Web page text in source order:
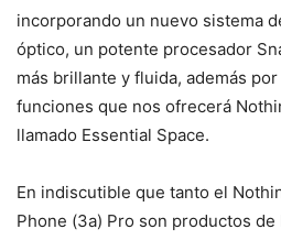
incorporando un nuevo sistema
óptico, un potente procesador
más brillante y fluida, además
funciones que nos ofrecerá
llamado Essential Space.
En indiscutible que tanto el
Phone (3a) Pro son productos de